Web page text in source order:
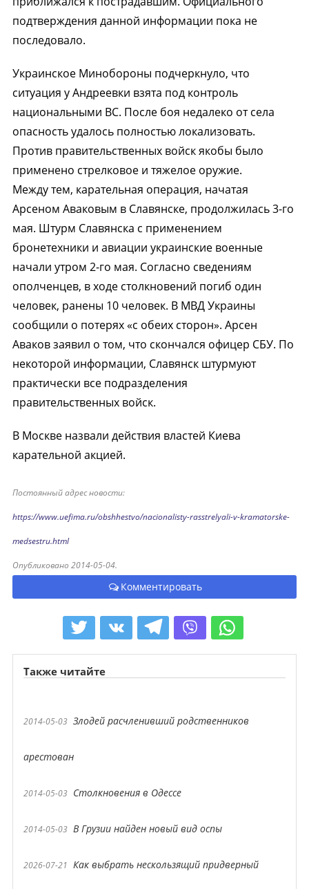
подтверждения данной информации пока не
последовало.
Украинское Минобороны подчеркнуло, что
ситуация у Андреевки взята под контроль
национальными ВС. После боя недалеко от села
опасность удалось полностью локализовать.
Против правительственных войск якобы было
применено стрелковое и тяжелое оружие.
Между тем, карательная операция, начатая
Арсеном Аваковым в Славянске, продолжилась 3-го
мая. Штурм Славянска с применением
бронетехники и авиации украинские военные
начали утром 2-го мая. Согласно сведениям
ополченцев, в ходе столкновений погиб один
человек, ранены 10 человек. В МВД Украины
сообщили о потерях «с обеих сторон». Арсен
Аваков заявил о том, что скончался офицер СБУ. По
некоторой информации, Славянск штурмуют
практически все подразделения
правительственных войск.
В Москве назвали действия властей Киева
карательной акцией.
Постоянный адрес новости:
https://www.uefima.ru/obshhestvo/nacionalisty-rasstrelyali-v-kramatorske-
medsestru.html
Опубликовано 2014-05-04.
Комментировать
Также читайте
2014-05-03 Злодей расчленивший родственников
арестован
2014-05-03 Столкновения в Одессе
2014-05-03 В Грузии найден новый вид оспы
2026-07-21 Как выбрать нескользящий придверный